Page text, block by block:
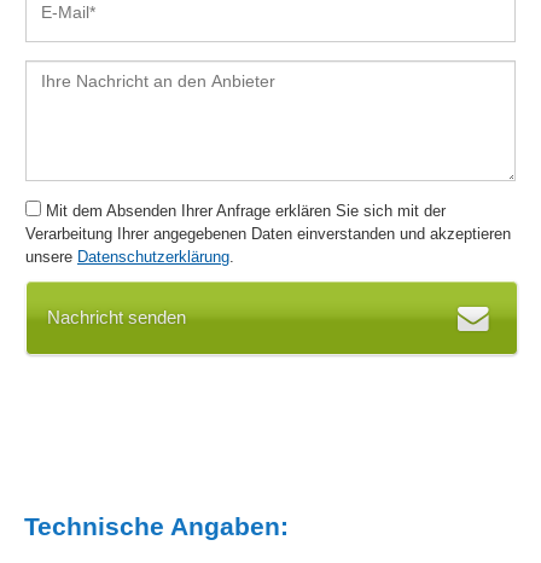
Mit dem Absenden Ihrer Anfrage erklären Sie sich mit der
Verarbeitung Ihrer angegebenen Daten einverstanden und akzeptieren
unsere Datenschutzerklärung.
Nachricht senden
Technische Angaben: